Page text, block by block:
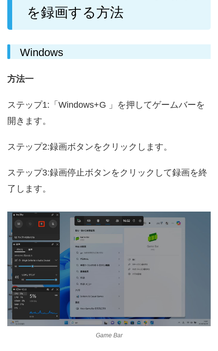
を録画する方法
Windows
方法一
ステップ1: 「Windows+G 」を押してゲームバーを
開きます。
ステップ2:録画ボタンをクリックします。
ステップ3:録画停止ボタンをクリックして録画を終
了します。
Game Bar